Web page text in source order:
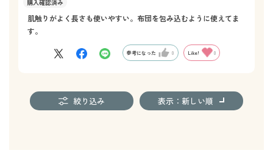
肌触りがよく長さも使いやすい。布団を包み込むように使えてま
す。
参考になった 0 Like! 0
絞り込み 表示：新しい順